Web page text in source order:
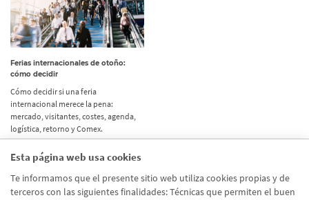
Esta página web usa cookies
Te informamos que el presente sitio web utiliza cookies propias y de
terceros con las siguientes finalidades: Técnicas que permiten el buen
Ferias internacionales de otoño:
cómo decidir
Cómo decidir si una feria
internacional merece la pena:
mercado, visitantes, costes, agenda,
logística, retorno y Comex.
Etiquetas